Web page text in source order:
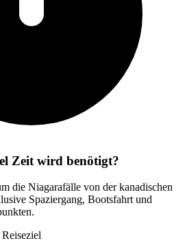
Zeit wird benötigt?
die Niagarafälle von der kanadischen
Spaziergang, Bootsfahrt und